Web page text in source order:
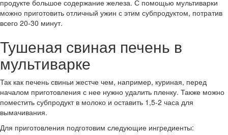
продукте большое содержание железа. С помощью мультиварки
можно приготовить отличный ужин с этим субпродуктом, потратив
всего 20-30 минут.
Тушеная свиная печень в
мультиварке
Так как печень свиньи жестче чем, например, куриная, перед
началом приготовления с нее нужно удалить пленку. Также можно
поместить субпродукт в молоко и оставить 1,5-2 часа для
вымачивания.
Для приготовления подготовим следующие ингредиенты: